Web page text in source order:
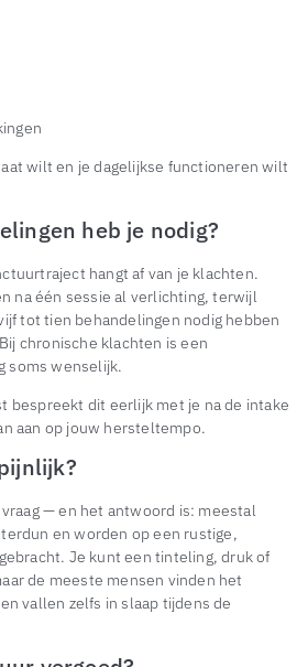
wilt en je dagelijkse functioneren wilt
heb je nodig?
hangt af van je klachten.
na één sessie al verlichting, terwijl
tot tien behandelingen nodig hebben
chronische klachten is een
soms wenselijk.
bespreekt dit eerlijk met je na de intake
aan op jouw hersteltempo.
— en het antwoord is: meestal
en worden op een rustige,
Je kunt een tinteling, druk of
de meeste mensen vinden het
vallen zelfs in slaap tijdens de